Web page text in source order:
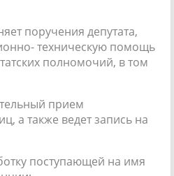
поручения депутата,
техническую помощь
полномочий, в том
прием
а также ведет запись на
поступающей на имя